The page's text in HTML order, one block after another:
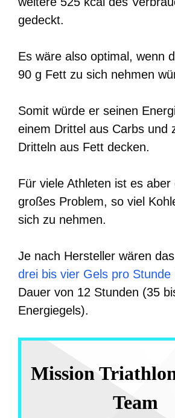
gedeckt.
Es wäre also optimal, wenn
90 g Fett zu sich nehmen
Somit würde er seinen
einem Drittel aus Carbs und
Dritteln aus Fett decken.
Für viele Athleten ist es aber
großes Problem, so viel
sich zu nehmen.
Je nach Hersteller wären
drei bis vier Gels pro Stunde
Dauer von 12 Stunden (35
Energiegels).
Mission
Team